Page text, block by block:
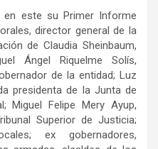
en este su Primer Informe
director general de la
de Claudia Sheinbaum,
Ángel Riquelme Solís,
de la entidad; Luz
presidenta de la Junta de
Miguel Felipe Mery Ayup,
Superior de Justicia;
ex gobernadores,